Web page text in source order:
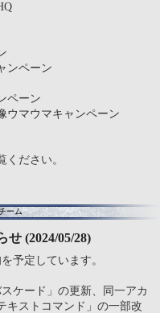
ンペーン
ペーン
ウマウマキャンペーン
ください。
ーム
せ (2024/05/28)
予定しています。
ケード」の更新、同一アカ
キストコマンド」の一部改